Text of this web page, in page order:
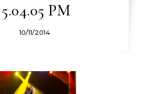
5.04.05 PM
10/11/2014